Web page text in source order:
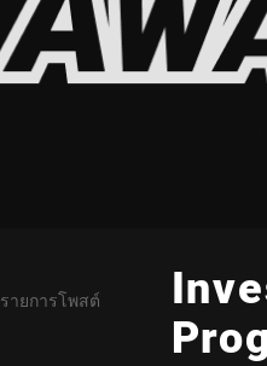
รายการโพสต์